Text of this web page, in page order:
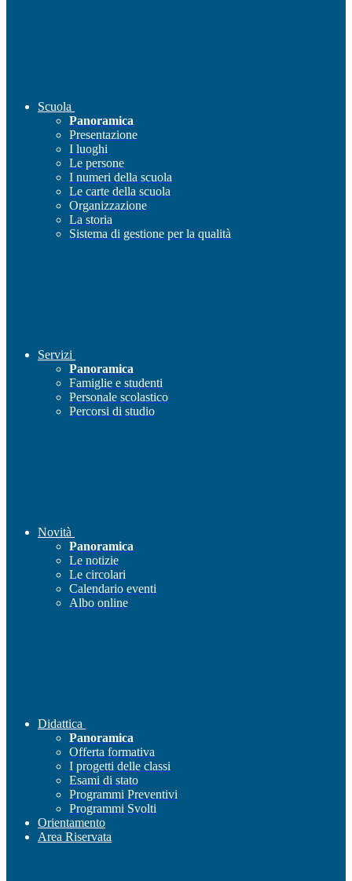
Scuola
Panoramica
Presentazione
I luoghi
Le persone
I numeri della scuola
Le carte della scuola
Organizzazione
La storia
Sistema di gestione per la qualità
Servizi
Panoramica
Famiglie e studenti
Personale scolastico
Percorsi di studio
Novità
Panoramica
Le notizie
Le circolari
Calendario eventi
Albo online
Didattica
Panoramica
Offerta formativa
I progetti delle classi
Esami di stato
Programmi Preventivi
Programmi Svolti
Orientamento
Area Riservata